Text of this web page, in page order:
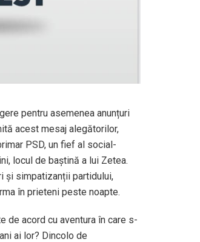
pentru asemenea anunțuri
acest mesaj alegătorilor,
PSD, un fief al social-
locul de baștină a lui Zetea.
și simpatizanții partidului,
în prieteni peste noapte.
de acord cu aventura în care s-
ai lor? Dincolo de